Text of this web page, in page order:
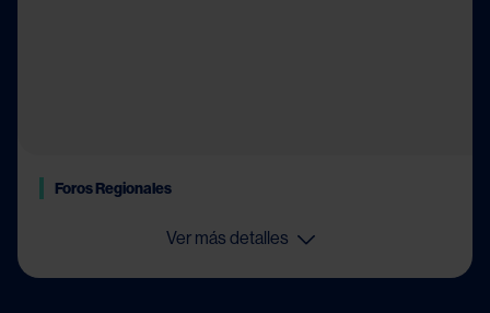
Foros Regionales
Ver más detalles